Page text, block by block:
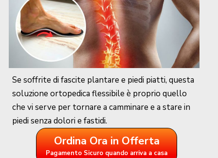
Se soffrite di fascite plantare e piedi piatti, questa
soluzione ortopedica flessibile è proprio quello
che vi serve per tornare a camminare e a stare in
piedi senza dolori e fastidi.
Ordina Ora in Offerta
Pagamento Sicuro quando arriva a casa